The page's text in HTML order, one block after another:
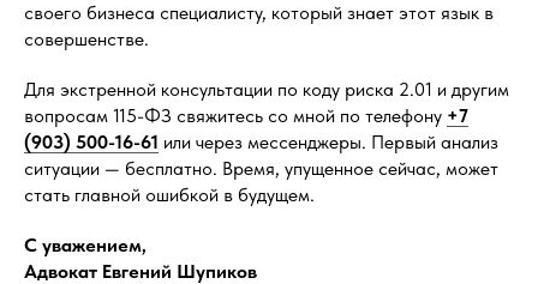
своего бизнеса специалисту, который знает этот язык в
совершенстве.
Для экстренной консультации по коду риска 2.01 и другим
вопросам 115-ФЗ свяжитесь со мной по телефону +7
(903) 500-16-61 или через мессенджеры. Первый анализ
ситуации — бесплатно. Время, упущенное сейчас, может
стать главной ошибкой в будущем.
С уважением,
Адвокат Евгений Шупиков